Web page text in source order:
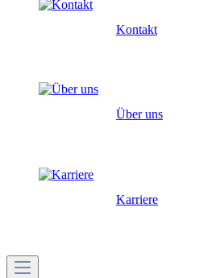
Kontakt
Über uns
Karriere